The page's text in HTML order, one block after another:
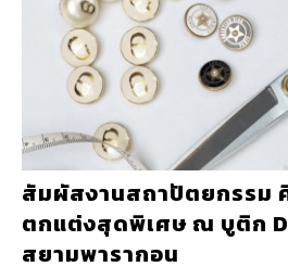
สัมผัสงานสถาปัตยกรรม
ตกแต่งสุดพิเศษ ณ บูติก
สยามพารากอน